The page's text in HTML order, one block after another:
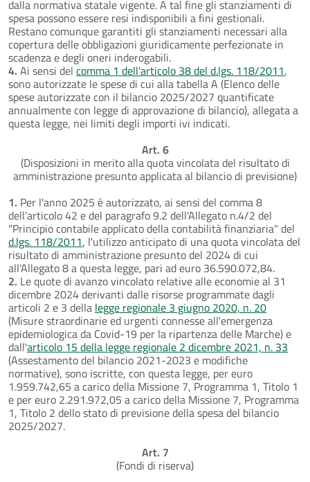
dalla normativa statale vigente. A tal fine gli stanziamenti di
spesa possono essere resi indisponibili a fini gestionali.
Restano comunque garantiti gli stanziamenti necessari alla
copertura delle obbligazioni giuridicamente perfezionate in
scadenza e degli oneri inderogabili.
4. Ai sensi del comma 1 dell'articolo 38 del d.lgs. 118/2011,
sono autorizzate le spese di cui alla tabella A (Elenco delle
spese autorizzate con il bilancio 2025/2027 quantificate
annualmente con legge di approvazione di bilancio), allegata a
questa legge, nei limiti degli importi ivi indicati.
Art. 6
(Disposizioni in merito alla quota vincolata del risultato di
amministrazione presunto applicata al bilancio di previsione)
1. Per l'anno 2025 è autorizzato, ai sensi del comma 8
dell'articolo 42 e del paragrafo 9.2 dell'Allegato n.4/2 del
"Principio contabile applicato della contabilità finanziaria" del
d.lgs. 118/2011, l'utilizzo anticipato di una quota vincolata del
risultato di amministrazione presunto del 2024 di cui
all'Allegato 8 a questa legge, pari ad euro 36.590.072,84.
2. Le quote di avanzo vincolato relative alle economie al 31
dicembre 2024 derivanti dalle risorse programmate dagli
articoli 2 e 3 della legge regionale 3 giugno 2020, n. 20
(Misure straordinarie ed urgenti connesse all'emergenza
epidemiologica da Covid-19 per la ripartenza delle Marche) e
dall'articolo 15 della legge regionale 2 dicembre 2021, n. 33
(Assestamento del bilancio 2021-2023 e modifiche
normative), sono iscritte, con questa legge, per euro
1.959.742,65 a carico della Missione 7, Programma 1, Titolo 1
e per euro 2.291.972,05 a carico della Missione 7, Programma
1, Titolo 2 dello stato di previsione della spesa del bilancio
2025/2027.
Art. 7
(Fondi di riserva)